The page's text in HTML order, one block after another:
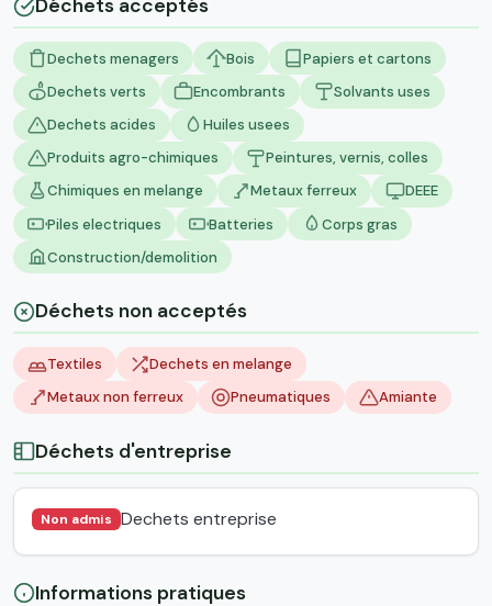
Déchets acceptés
Dechets menagers Bois
Papiers et cartons
Dechets verts
Encombrants
Solvants uses
Dechets acides
Huiles usees
Produits agro-chimiques
Peintures, vernis, colles
Chimiques en melange
Metaux ferreux
DEEE
Piles electriques
Batteries
Corps gras
Construction/demolition
Déchets non acceptés
Textiles
Dechets en melange
Metaux non ferreux
Pneumatiques Amiante
Déchets d'entreprise
Non admis Dechets entreprise
Informations pratiques